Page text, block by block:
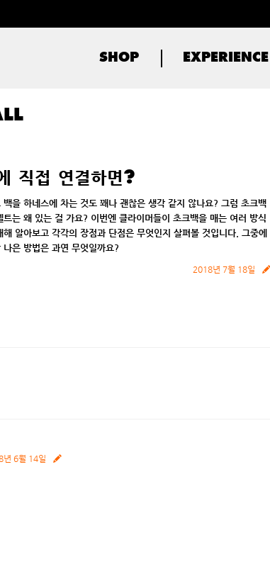
SHOP EXPERIENCE
직접 연결하면?
백을 하네스에 차는 것도 꽤나 괜찮은 생각 같지 않나요? 그럼 초크백
트는 왜 있는 걸 가요? 이번엔 클라이머들이 초크백을 매는 여러 방식
해 알아보고 각각의 장점과 단점은 무엇인지 살펴볼 것입니다. 그중에
나은 방법은 과연 무엇일까요?
2018년 7월 18일
년 6월 14일